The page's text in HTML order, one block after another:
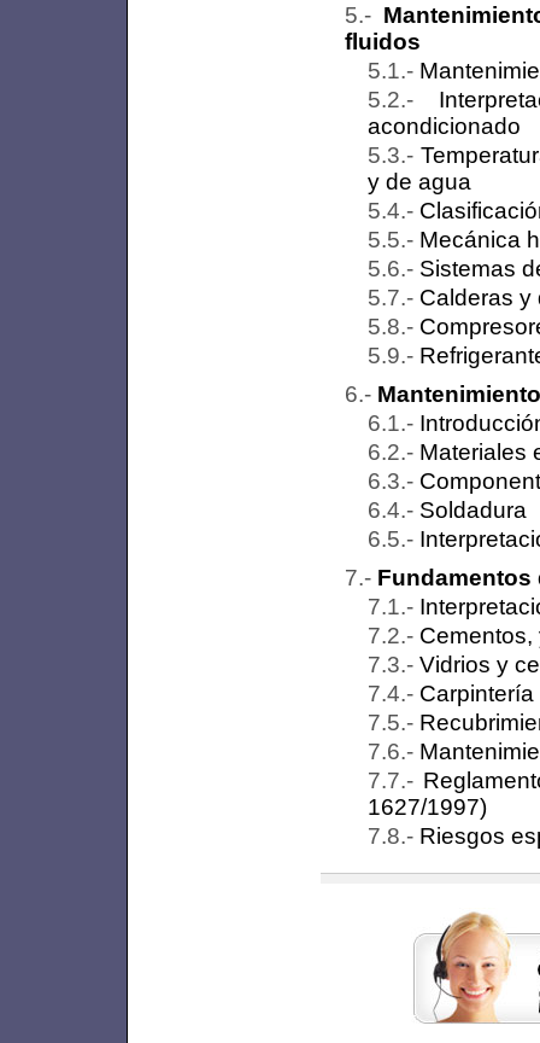
fluidos
acondicionado
y de agua
Mecánica
Sistemas
Calderas y
Materiales
Soldadura
Fundamentos
Vidrios y
1627/1997)
Riesgos